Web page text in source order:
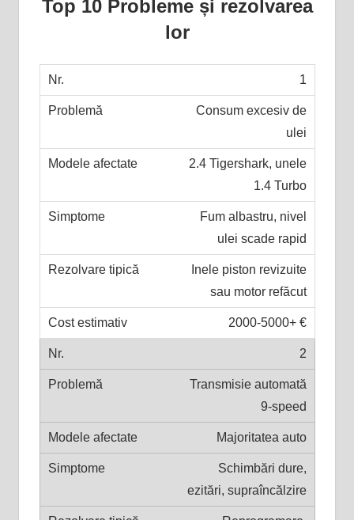
Top 10 Probleme și rezolvarea
lor
1
Consum excesiv de
ulei
2.4 Tigershark, unele
1.4 Turbo
Fum albastru, nivel
ulei scade rapid
Inele piston revizuite
sau motor refăcut
2000-5000+ €
2
Transmisie automată
9-speed
Majoritatea auto
Schimbări dure,
ezitări, supraîncălzire